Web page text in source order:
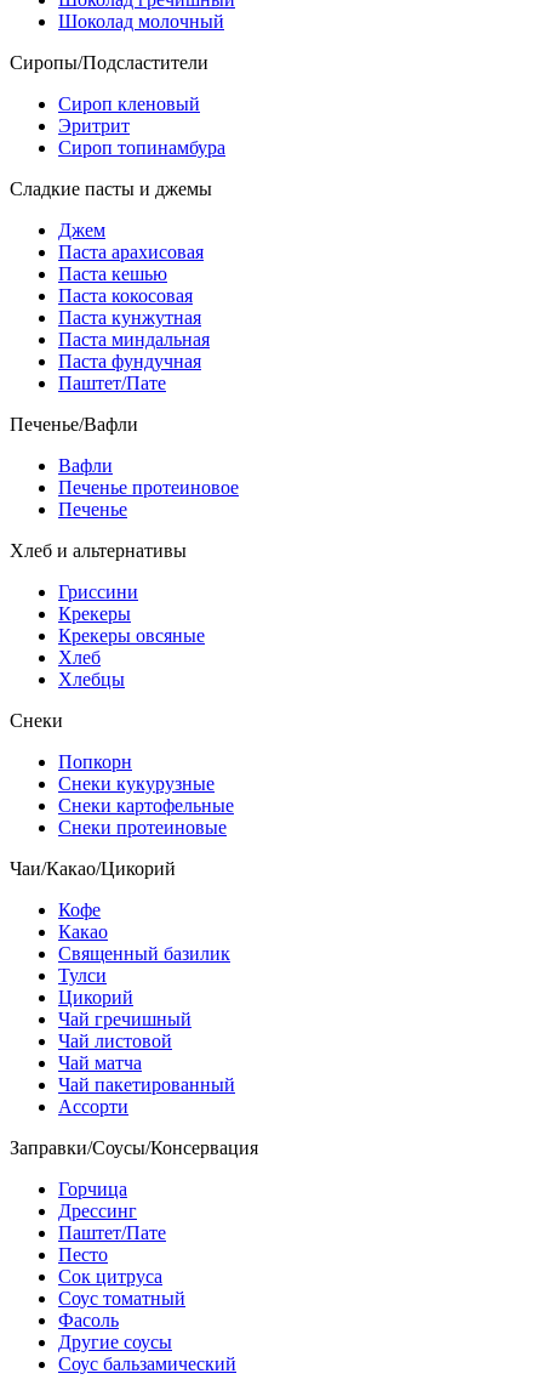
Шоколад молочный
Сиропы/Подсластители
Сироп кленовый
Эритрит
Сироп топинамбура
Сладкие пасты и джемы
Джем
Паста арахисовая
Паста кешью
Паста кокосовая
Паста кунжутная
Паста миндальная
Паста фундучная
Паштет/Пате
Печенье/Вафли
Вафли
Печенье протеиновое
Печенье
Хлеб и альтернативы
Гриссини
Крекеры
Крекеры овсяные
Хлеб
Хлебцы
Снеки
Попкорн
Снеки кукурузные
Снеки картофельные
Снеки протеиновые
Чаи/Какао/Цикорий
Кофе
Какао
Священный базилик
Тулси
Цикорий
Чай гречишный
Чай листовой
Чай матча
Чай пакетированный
Ассорти
Заправки/Соусы/Консервация
Горчица
Дрессинг
Паштет/Пате
Песто
Сок цитруса
Соус томатный
Фасоль
Другие соусы
Соус бальзамический